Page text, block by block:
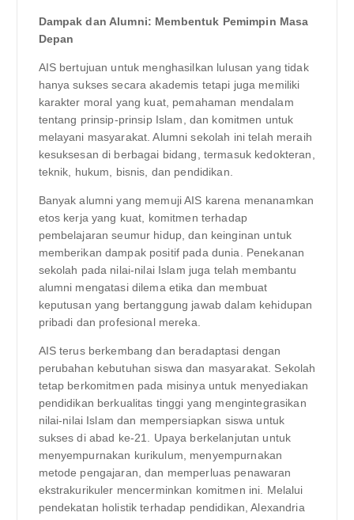
Dampak dan Alumni: Membentuk Pemimpin Masa
Depan
AIS bertujuan untuk menghasilkan lulusan yang tidak
hanya sukses secara akademis tetapi juga memiliki
karakter moral yang kuat, pemahaman mendalam
tentang prinsip-prinsip Islam, dan komitmen untuk
melayani masyarakat. Alumni sekolah ini telah meraih
kesuksesan di berbagai bidang, termasuk kedokteran,
teknik, hukum, bisnis, dan pendidikan.
Banyak alumni yang memuji AIS karena menanamkan
etos kerja yang kuat, komitmen terhadap
pembelajaran seumur hidup, dan keinginan untuk
memberikan dampak positif pada dunia. Penekanan
sekolah pada nilai-nilai Islam juga telah membantu
alumni mengatasi dilema etika dan membuat
keputusan yang bertanggung jawab dalam kehidupan
pribadi dan profesional mereka.
AIS terus berkembang dan beradaptasi dengan
perubahan kebutuhan siswa dan masyarakat. Sekolah
tetap berkomitmen pada misinya untuk menyediakan
pendidikan berkualitas tinggi yang mengintegrasikan
nilai-nilai Islam dan mempersiapkan siswa untuk
sukses di abad ke-21. Upaya berkelanjutan untuk
menyempurnakan kurikulum, menyempurnakan
metode pengajaran, dan memperluas penawaran
ekstrakurikuler mencerminkan komitmen ini. Melalui
pendekatan holistik terhadap pendidikan, Alexandria